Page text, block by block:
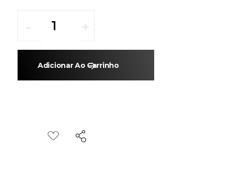
Adicionar Ao Carrinho